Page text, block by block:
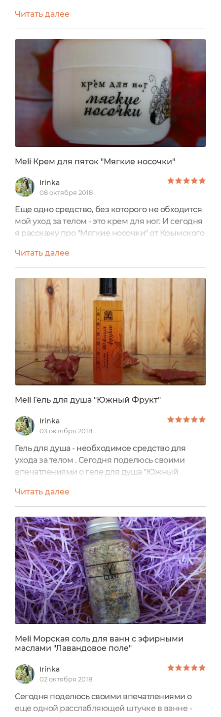
И сегодня расскажу про крем для рук
"Варежки" Крымского производителя
натуральной косметики Meli. Жаль, что он
оказался не полностью натуральным. Хочется
верить, что производитель обратит на это
внимание и проведет работу над ошибками ...
Читать далее
Meli Крем для пяток "Мягкие носочки"
Irinka
08 октября 2018
Еще одно средство, без которого не обходится
мой уход за телом - это крем для ног. И сегодня
я расскажу про "Мягкие носочки" от Крымского
Meli.Композиция эфирных масел (чайное
дерево, эвкалипт) борется с грибковыми
инфекциями.Гидролат мяты и эфирные масла
грейпфрута, можжевельника и мяты прекрасно
дезодорируют кожу стоп, предотвращают
чрезмерное потоотделение и,...
Читать далее
Meli Гель для душа "Южный Фрукт"
Irinka
03 октября 2018
Гель для душа - необходимое средство для
ухода за телом . Сегодня поделюсь своими
впечатлениями о геле для душа "Южный
косметики Meli.Он обладает очень интересным
оттенком: даже на фото видно, что нижняя
часть более темная, верхняя - немного светлее.
Думаю, что это связано с осадком натурального
красителя, входящего в состав средства
.СвойстваГель бессульфатный....
Читать далее
Meli Морская соль для ванн с эфирными
маслами "Лавандовое поле"
Irinka
02 октября 2018
Сегодня поделюсь своими впечатлениями о
еще одной расслабляющей штучке в ванне -